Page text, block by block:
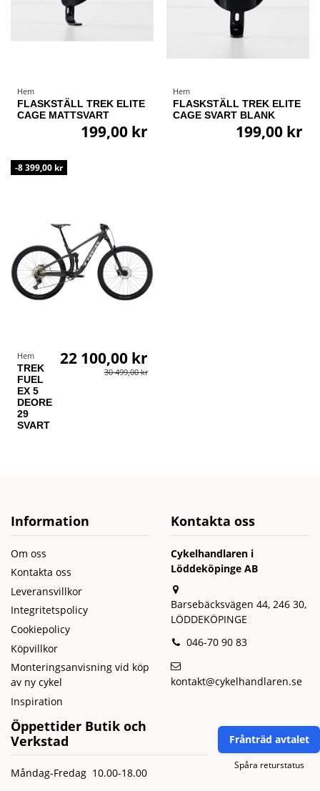
Hem
FLASKSTÄLL TREK ELITE
CAGE MATTSVART
199,00 kr
Hem
FLASKSTÄLL TREK ELITE
CAGE SVART BLANK
199,00 kr
-8 399,00 kr
Hem
TREK
FUEL
EX 5
DEORE
29
SVART
22 100,00 kr
30 499,00 kr
Information
Om oss
Kontakta oss
Leveransvillkor
Integritetspolicy
Cookiepolicy
Köpvillkor
Monteringsanvisning vid köp
av ny cykel
Inspiration
Kontakta oss
Cykelhandlaren i
Löddeköpinge AB
Barsebäcksvägen 44, 246 30,
LÖDDEKÖPINGE
046-70 90 83
kontakt@cykelhandlaren.se
Öppettider Butik och
Verkstad
Måndag-Fredag 10.00-18.00
Frånträd avtalet
Spåra returstatus